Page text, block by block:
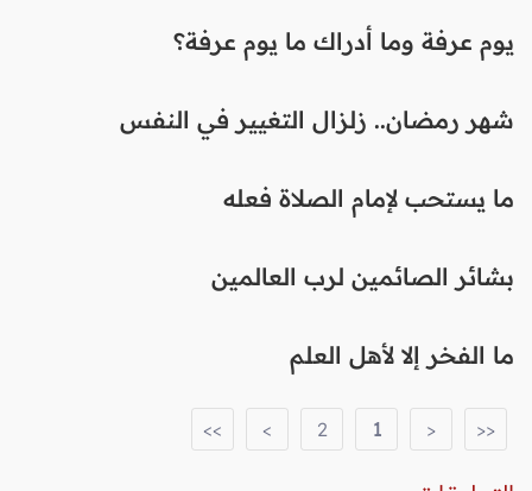
يوم عرفة وما أدراك ما يوم عرفة؟
شهر رمضان.. زلزال التغيير في النفس
ما يستحب لإمام الصلاة فعله
بشائر الصائمين لرب العالمين
ما الفخر إلا لأهل العلم
<<
<
1
2
>
>>